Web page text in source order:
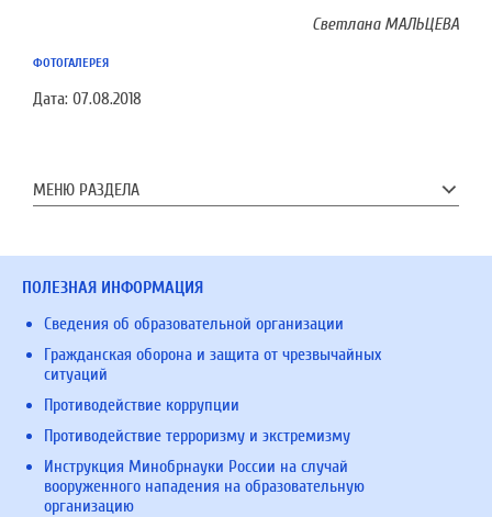
Светлана МАЛЬЦЕВА
ФОТОГАЛЕРЕЯ
Дата: 07.08.2018
МЕНЮ РАЗДЕЛА
ПОЛЕЗНАЯ ИНФОРМАЦИЯ
Сведения об образовательной организации
Гражданская оборона и защита от чрезвычайных
ситуаций
Противодействие коррупции
Противодействие терроризму и экстремизму
Инструкция Минобрнауки России на случай
вооруженного нападения на образовательную
организацию